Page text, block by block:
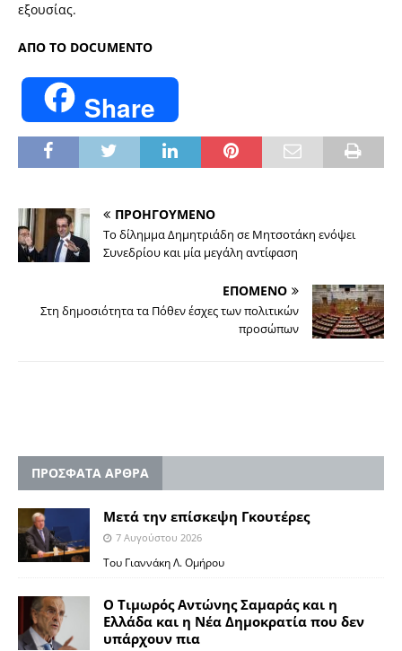
εξουσίας.
ΑΠΟ ΤΟ DOCUMENTO
Share
ΠΡΟΗΓΟΥΜΕΝΟ
Το δίλημμα Δημητριάδη σε Μητσοτάκη ενόψει
Συνεδρίου και μία μεγάλη αντίφαση
ΕΠΟΜΕΝΟ
Στη δημοσιότητα τα Πόθεν έσχες των πολιτικών
προσώπων
ΠΡΟΣΦΑΤΑ ΑΡΘΡΑ
Μετά την επίσκεψη Γκουτέρες
7 Αυγούστου 2026
Του Γιαννάκη Λ. Ομήρου
Ο Τιμωρός Αντώνης Σαμαράς και η
Ελλάδα και η Νέα Δημοκρατία που δεν
υπάρχουν πια